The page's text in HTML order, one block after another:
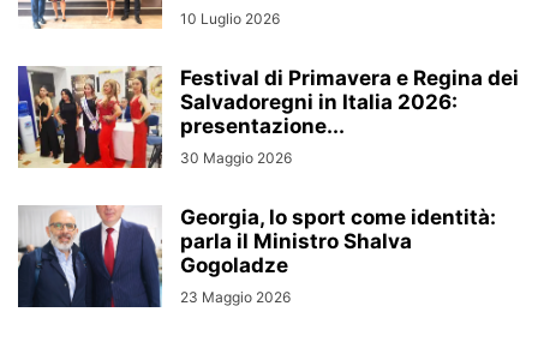
10 Luglio 2026
Festival di Primavera e Regina dei
Salvadoregni in Italia 2026:
presentazione...
30 Maggio 2026
Georgia, lo sport come identità:
parla il Ministro Shalva
Gogoladze
23 Maggio 2026